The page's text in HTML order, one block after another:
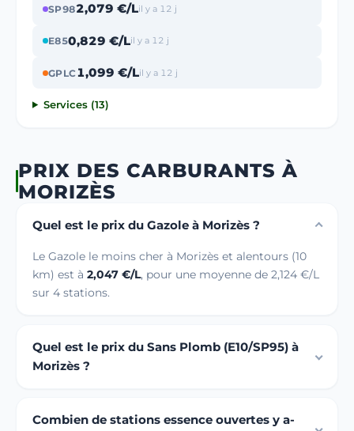
SP982,079 €/Lil y a 12 j
E850,829 €/Lil y a 12 j
GPLC1,099 €/Lil y a 12 j
Services (13)
PRIX DES CARBURANTS À
MORIZÈS
Quel est le prix du Gazole à Morizès ?
Le Gazole le moins cher à Morizès et alentours (10
km) est à 2,047 €/L, pour une moyenne de 2,124 €/L
sur 4 stations.
Quel est le prix du Sans Plomb (E10/SP95) à
Morizès ?
Combien de stations essence ouvertes y a-